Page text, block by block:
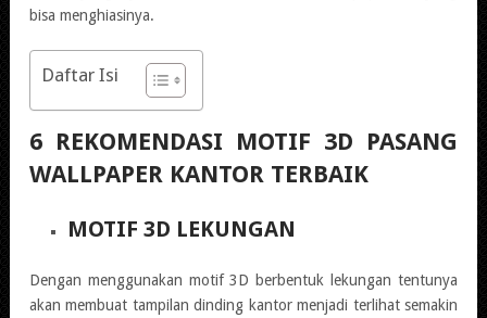
bisa menghiasinya.
Daftar Isi
6 REKOMENDASI MOTIF 3D PASANG
WALLPAPER KANTOR TERBAIK
MOTIF 3D LEKUNGAN
Dengan menggunakan motif 3D berbentuk lekungan tentunya
akan membuat tampilan dinding kantor menjadi terlihat semakin